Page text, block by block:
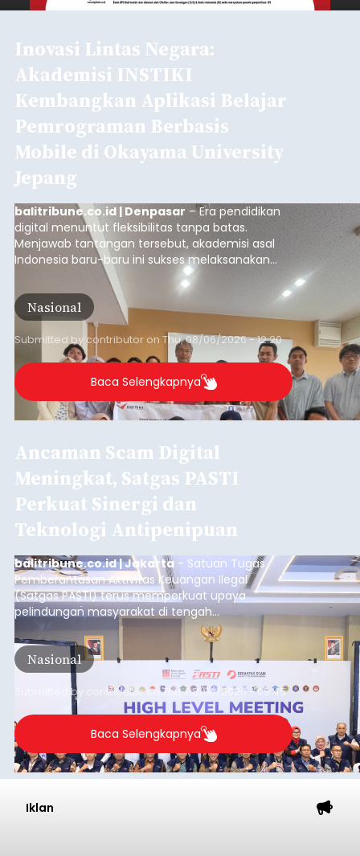
Inovasi Lintas Negara:
Akademisi INSTIKI
Kembangkan Aplikasi Belajar
Pemrograman Berbasis
Mobile di Okayama University
Jepang
balitribune.co.id | Denpasar – Era pendidikan
digital menuntut fleksibilitas tanpa batas.
Menjawab tantangan tersebut, akademisi asal
Indonesia baru-baru ini sukses melaksanakan
program Pengabdian Kepada Masyarakat (PKM)
skala internasional di Distributed Systems
Laboratory, Okayama University, Jepang.
Nasional
Submitted by contributor on Thu, 08/06/2026 - 12:20
Baca Selengkapnya
Ancaman Scam Digital
Meningkat, Satgas PASTI
Perkuat Sinergi dan
Teknologi Antipenipuan
balitribune.co.id | Jakarta - Satuan Tugas
Pemberantasan Aktivitas Keuangan Ilegal
(Satgas PASTI) terus memperkuat upaya
pelindungan masyarakat di tengah
meningkatnya ancaman penipuan digital yang
semakin kompleks.
Nasional
Submitted by contributoronThu, 08/06/2026 - 09:45
Baca Selengkapnya
Iklan